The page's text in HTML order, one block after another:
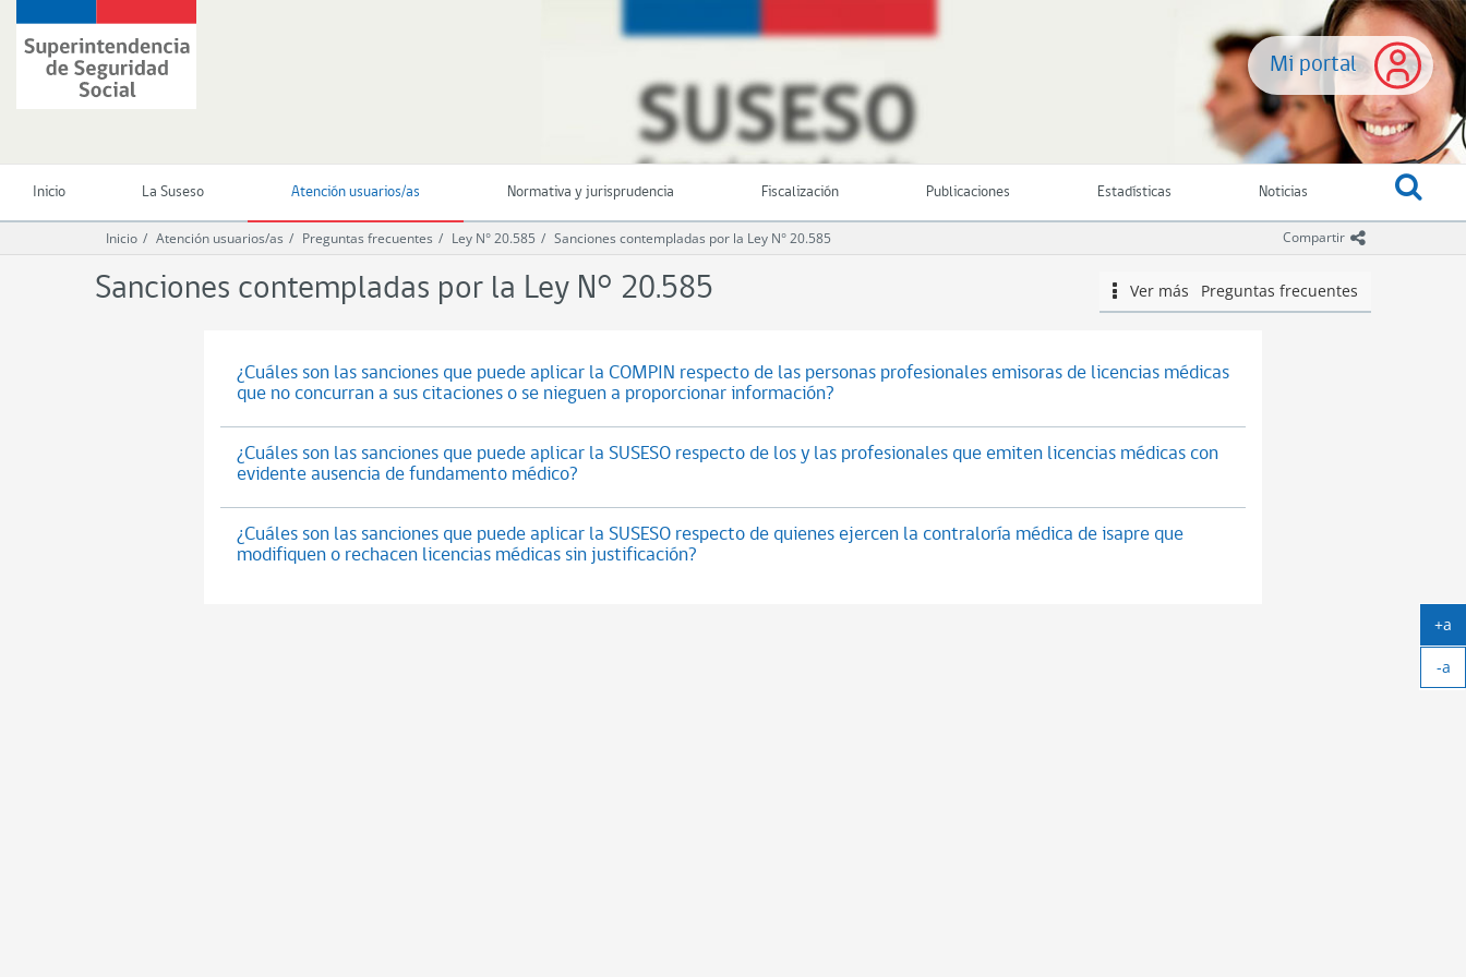
contenido
principal
Mi portal
Superintendencia
de
Seguridad
Chile
Inicio La Suseso Atención usuarios/as Normativa y jurisprudencia Fiscalización Publicaciones Estadísticas Noticias
Compartir icono
Inicio Atención usuarios/as Preguntas frecuentes Ley N° 20.585 Sanciones contempladas por la Ley N° 20.585
icono
Ver más Preguntas frecuentes
Sanciones contempladas por la Ley N° 20.585
¿Cuáles son las sanciones que puede aplicar la COMPIN respecto de las personas profesionales emisoras de licencias médicas
que no concurran a sus citaciones o se nieguen a proporcionar información?
¿Cuáles son las sanciones que puede aplicar la SUSESO respecto de los y las profesionales que emiten licencias médicas con
evidente ausencia de fundamento médico?
¿Cuáles son las sanciones que puede aplicar la SUSESO respecto de quienes ejercen la contraloría médica de isapre que
modifiquen o rechacen licencias médicas sin justificación?
+a
-a